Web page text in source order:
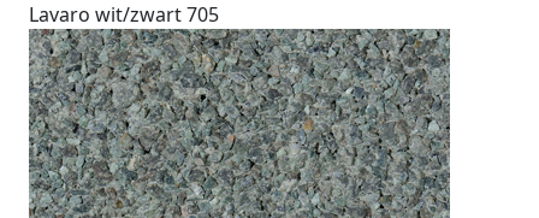
Lavaro wit/zwart 705